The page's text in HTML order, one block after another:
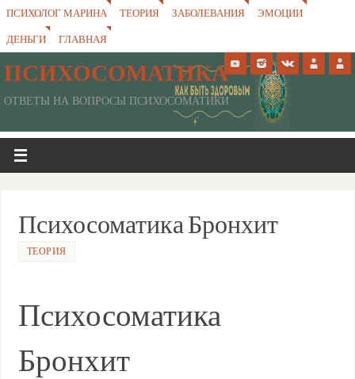
ПСИХОЛОГ МАРИНА ТЕОРИЯ ЗАБОЛЕВАНИЯ
ЭМОЦИИ
ДЕНЬГИ
ГЛАВНАЯ
ПСИХОСОМАТИКА
ОТВЕТЫ НА ВОПРОСЫ ПСИХОСОМАТИКИ
Психосоматика Бронхит
ТЕОРИЯ
Психосоматика
Бронхит